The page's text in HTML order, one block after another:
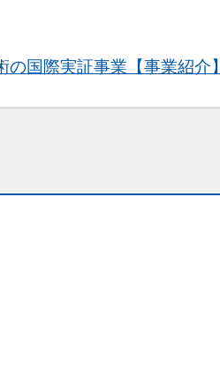
国際実証事業【事業紹介】